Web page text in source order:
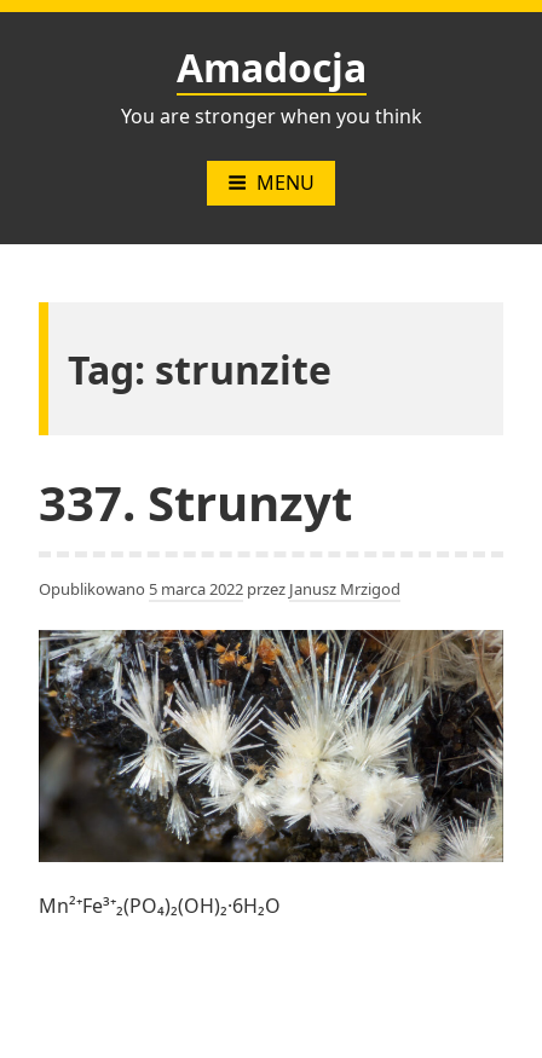
Przejdź
Amadocja
You are stronger when you think
MENU
Tag: strunzite
337. Strunzyt
Opublikowano 5 marca 2022 przez Janusz Mrzigod
Mn²⁺Fe³⁺₂(PO₄)₂(OH)₂·6H₂O